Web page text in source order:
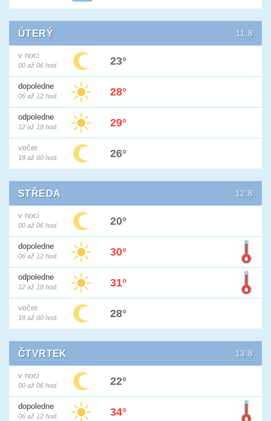
ÚTERÝ 11.8.
v noci
00 až 06 hod. 23°
dopoledne
06 až 12 hod. 28°
odpoledne
12 až 18 hod. 29°
večer
18 až 00 hod. 26°
STŘEDA 12.8.
v noci
00 až 06 hod. 20°
dopoledne
06 až 12 hod. 30°
odpoledne
12 až 18 hod. 31°
večer
18 až 00 hod. 28°
ČTVRTEK 13.8.
v noci
00 až 06 hod. 22°
dopoledne
06 až 12 hod. 34°